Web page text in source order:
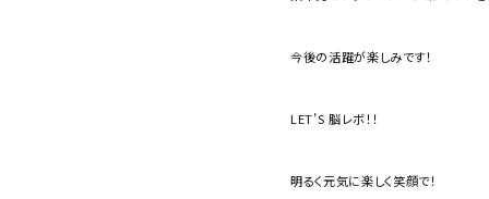
今後の活躍が楽しみです！
LET’S 脳レボ！！
明るく元気に楽しく笑顔で！